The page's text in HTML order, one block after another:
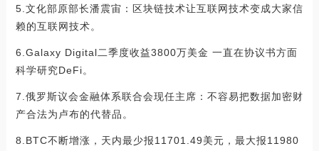
5.文化部原部长潘震宙：区块链技术让互联网技术变成大家信
赖的互联网技术。
6.Galaxy Digital二季度收益3800万美金 一直在协议书方面
科学研究DeFi。
7.俄罗斯议会金融体系联合会现任主席：不容易把数据加密财
产合法为卢布的代替品。
8.BTC不断增涨，天内最少报11701.49美元，最大报11980